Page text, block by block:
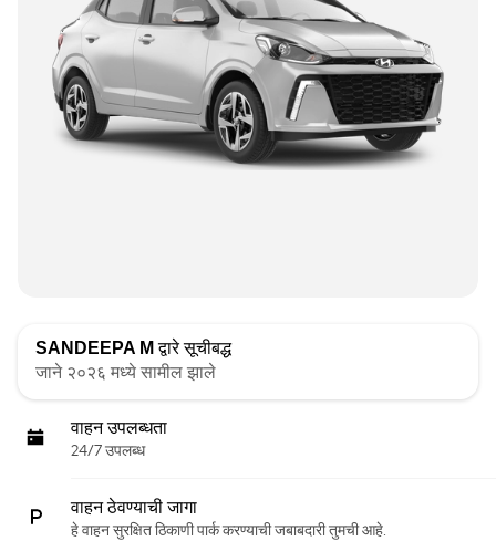
SANDEEPA M द्वारे सूचीबद्ध
जाने २०२६ मध्ये सामील झाले
वाहन उपलब्धता
24/7 उपलब्ध
वाहन ठेवण्याची जागा
हे वाहन सुरक्षित ठिकाणी पार्क करण्याची जबाबदारी तुमची आहे.